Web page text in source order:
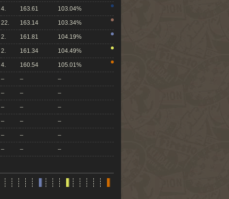
4. 163.61 103.04%
22. 163.14 103.34%
2. 161.81 104.19%
2. 161.34 104.49%
4. 160.54 105.01%
– – –
– – –
– – –
– – –
– – –
– – –